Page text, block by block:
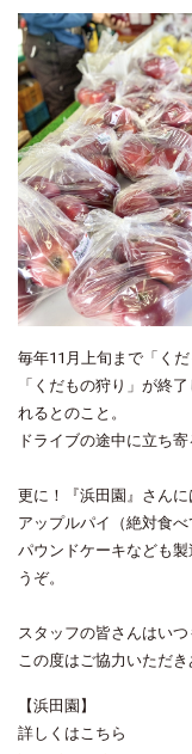
毎年11月上旬まで「く
「くだもの狩り」が終
れるとのこと。
ドライブの途中に立ち
更に！『浜田園』さんに
アップルパイ（絶対食べ
パウンドケーキなども
うぞ。
スタッフの皆さんはいつ
この度はご協力いただ
【浜田園】
詳しくはこちら